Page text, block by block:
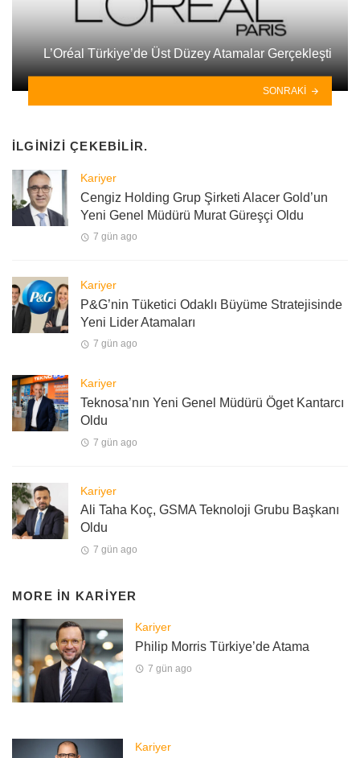
L’Oréal Türkiye’de Üst Düzey Atamalar Gerçekleşti
SONRAKI
İLGINIZI ÇEKEBILIR.
Kariyer
Cengiz Holding Grup Şirketi Alacer Gold’un
Yeni Genel Müdürü Murat Güreşçi Oldu
7 gün ago
Kariyer
P&G’nin Tüketici Odaklı Büyüme Stratejisinde
Yeni Lider Atamaları
7 gün ago
Kariyer
Teknosa’nın Yeni Genel Müdürü Öget Kantarcı
Oldu
7 gün ago
Kariyer
Ali Taha Koç, GSMA Teknoloji Grubu Başkanı
Oldu
7 gün ago
MORE IN KARIYER
Kariyer
Philip Morris Türkiye’de Atama
7 gün ago
Kariyer